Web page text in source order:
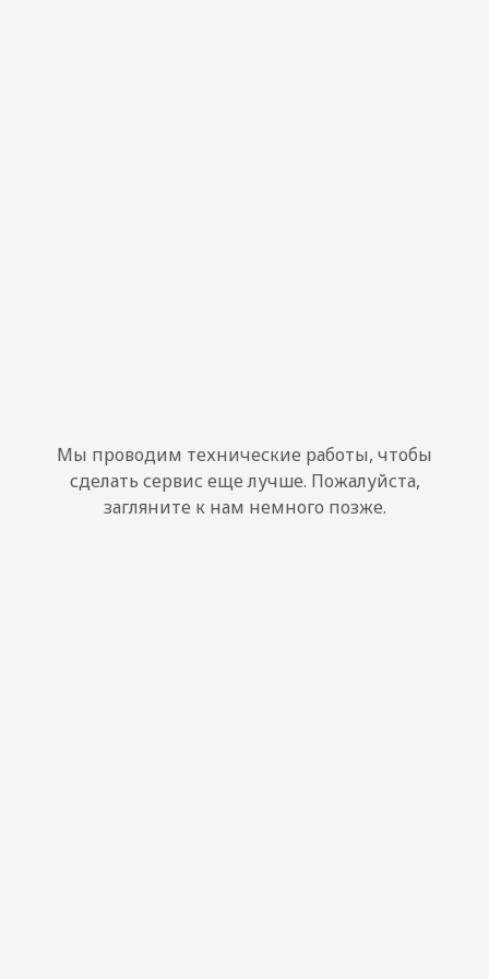
Мы проводим технические работы, чтобы
сделать сервис еще лучше. Пожалуйста,
загляните к нам немного позже.